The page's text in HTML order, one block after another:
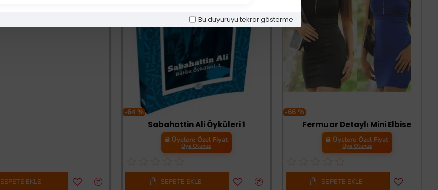
Bu duyuruyu tekrar gösterme
EKLE
-64 %
Sabahattin Ali Öyküleri 1
Üyelere Özel Fiyat
Üye Olunuz
SEPETE EKLE
-66 %
Fermuar Detaylı Mini Elbise
Üyelere Özel Fiyat
Üye Olunuz
SEPETE EKLE